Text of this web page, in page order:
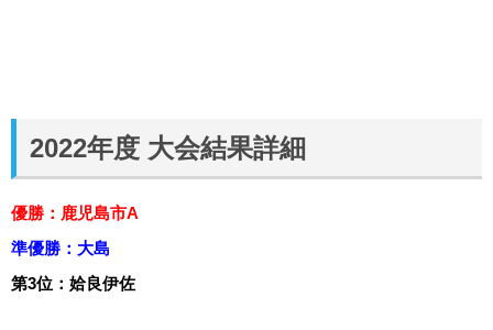
2022年度 大会結果詳細
優勝：鹿児島市A
準優勝：大島
第3位：姶良伊佐